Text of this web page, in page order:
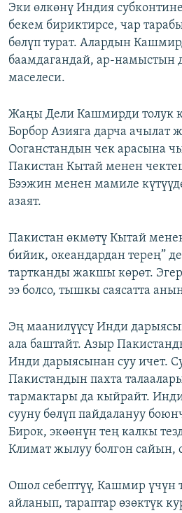
Эки өлкөнү Индия
бекем бириктирсе, чар
бөлүп турат. Алардын
баамдагандай, ар-намыстын
маселеси.
Жаңы Дели Кашмирди толук
Борбор Азияга дарча ачылат
Ооганстандын чек арасына
Пакистан Кытай менен
Бээжин менен мамиле
азаят.
Пакистан өкмөтү Кытай
бийик, океандардан терең”
тартканды жакшы көрөт.
ээ болсо, тышкы саясатта
Эң маанилүүсү Инди
ала баштайт. Азыр
Инди дарыясынан суу ичет.
Пакистандын пахта
тармактары да кыйрайт.
сууну бөлүп пайдалануу
Бирок, экөөнүн тең калкы
Климат жылуу болгон сайын,
Ошол себептүү, Кашмир үчүн
айланып, тараптар өзөктүк